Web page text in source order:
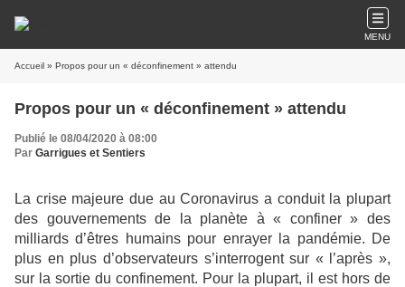
MENU
Accueil » Propos pour un « déconfinement » attendu
Propos pour un « déconfinement » attendu
Publié le 08/04/2020 à 08:00
Par Garrigues et Sentiers
La crise majeure due auCoronavirus a conduit la plupart
des gouvernements de la planète à « confiner » des
milliards d’êtres humains pour enrayer la pandémie. De
plus en plus d’observateurs s’interrogent sur « l’après »,
sur la sortie du confinement. Pour la plupart, il est hors de